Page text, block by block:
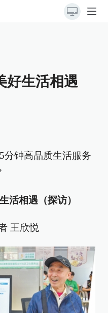
好生活相遇
分钟高品质生活服务
活相遇（探访）
王欣悦